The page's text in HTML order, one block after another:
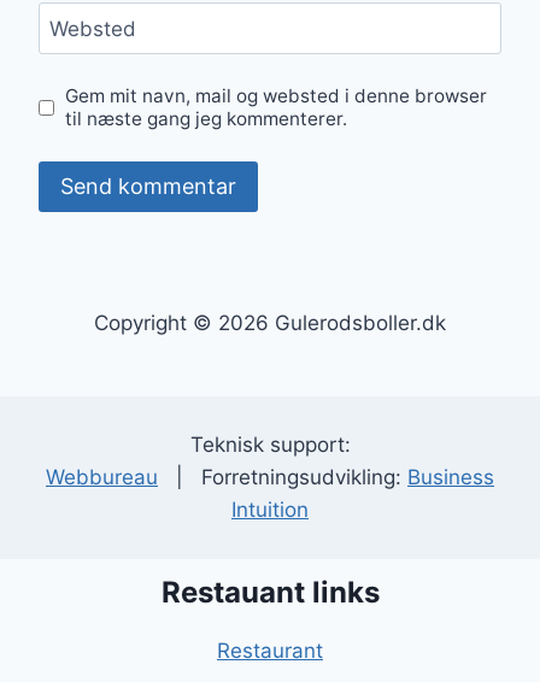
Websted
Gem mit navn, mail og websted i denne browser
til næste gang jeg kommenterer.
Copyright © 2026 Gulerodsboller.dk
Teknisk support:
Webbureau | Forretningsudvikling: Business
Intuition
Restauant links
Restaurant